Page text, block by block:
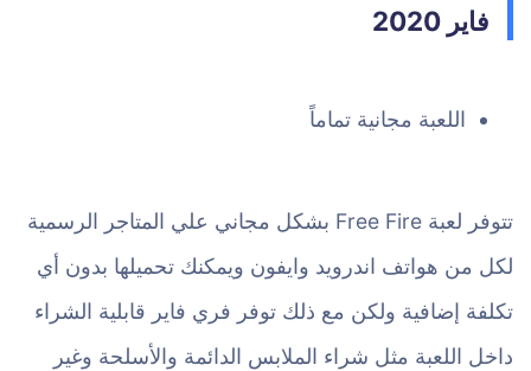
فاير 2020
اللعبة مجانية تماماً
تتوفر لعبة Free Fire بشكل مجاني علي المتاجر الرسمية
لكل من هواتف اندرويد وايفون ويمكنك تحميلها بدون أي
تكلفة إضافية ولكن مع ذلك توفر فري فاير قابلية الشراء
داخل اللعبة مثل شراء الملابس الدائمة والأسلحة وغير